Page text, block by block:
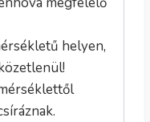
helyen,